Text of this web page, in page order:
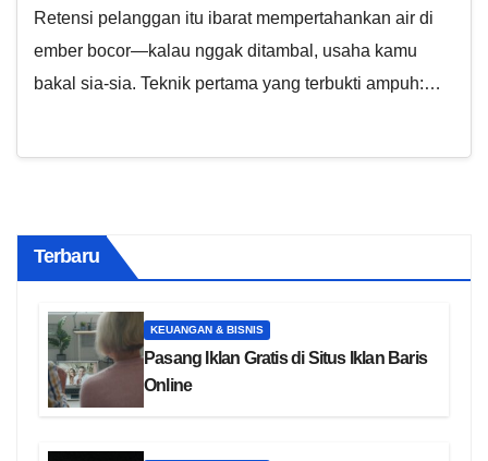
Retensi pelanggan itu ibarat mempertahankan air di
ember bocor—kalau nggak ditambal, usaha kamu
bakal sia-sia. Teknik pertama yang terbukti ampuh:…
Terbaru
KEUANGAN & BISNIS
Pasang Iklan Gratis di Situs Iklan Baris
Online